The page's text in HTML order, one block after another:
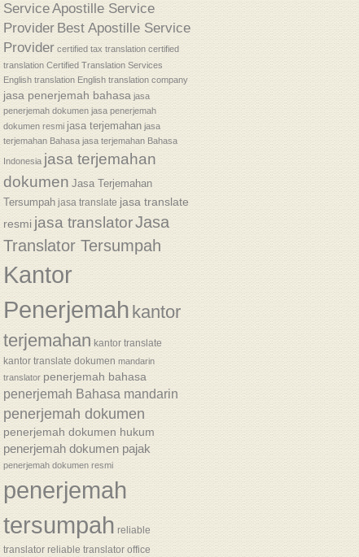
ServiceApostille Service
Provider Best Apostille Service
Provider certified tax translation certified
translation Certified Translation Services
English translation English translation company
jasa penerjemah bahasa jasa
penerjemah dokumen jasa penerjemah
dokumen resmi jasa terjemahan jasa
terjemahan Bahasa jasa terjemahan Bahasa
Indonesia jasa terjemahan
dokumen Jasa Terjemahan
Tersumpah jasa translate jasa translate
resmi jasa translatorJasa
Translator Tersumpah
Kantor
Penerjemah kantor
terjemahan kantor translate
kantor translate dokumen mandarin
translator penerjemah bahasa
penerjemah Bahasa mandarin
penerjemah dokumen
penerjemah dokumen hukum
penerjemah dokumen pajak
penerjemah dokumen resmi
penerjemah
tersumpah reliable
translator reliable translator office